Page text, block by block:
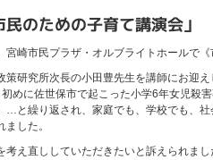
のための子育て講演会」
宮崎市民プラザ・オルブライトホールで
策研究所次長の小田豊先生を講師にお迎
めに佐世保市で起こった小学6年女児殺
…と繰り返され、家庭でも、学校でも、
した。
考え直ししていただきたいと訴えられま